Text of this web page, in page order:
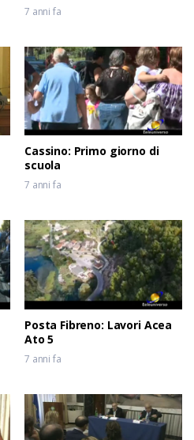
7 anni fa
Cassino: Primo giorno di
scuola
7 anni fa
Posta Fibreno: Lavori Acea
Ato 5
7 anni fa